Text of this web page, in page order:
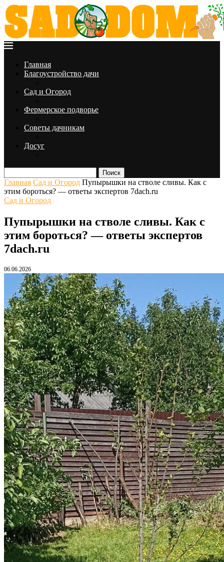
Главная
Благоустройство дачи
Сад и Огород
Фермерское подворье
Советы дачникам
Досуг
Поиск
Главная Сад и Огород Пупырышки на стволе сливы. Как с
этим бороться? — ответы экспертов 7dach.ru
Сад и Огород
Пупырышки на стволе сливы. Как с
этим бороться? — ответы экспертов
7dach.ru
06.06.2026